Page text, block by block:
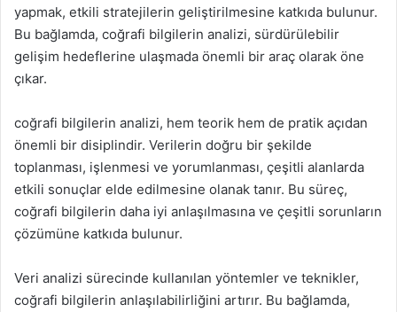
yapmak, etkili stratejilerin geliştirilmesine katkıda bulunur.
Bu bağlamda, coğrafi bilgilerin analizi, sürdürülebilir
gelişim hedeflerine ulaşmada önemli bir araç olarak öne
çıkar.
coğrafi bilgilerin analizi, hem teorik hem de pratik açıdan
önemli bir disiplindir. Verilerin doğru bir şekilde
toplanması, işlenmesi ve yorumlanması, çeşitli alanlarda
etkili sonuçlar elde edilmesine olanak tanır. Bu süreç,
coğrafi bilgilerin daha iyi anlaşılmasına ve çeşitli sorunların
çözümüne katkıda bulunur.
Veri analizi sürecinde kullanılan yöntemler ve teknikler,
coğrafi bilgilerin anlaşılabilirliğini artırır. Bu bağlamda,